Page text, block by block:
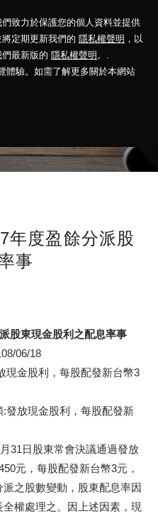
致力於保護您的個人資料並提供
定期更新我們的 隱私權聲明 ，以
最新版的 隱私權聲明 。.
體驗。如需了解更多關於本網站
NEW
年度盈餘分派股
事
股東現金股利之配息率事
06/18
現金股利，每股配發新台幣3
發放現金股利，每股配發新
31日股東常會決議通過發放
元，每股配發新台幣3元，
之股數變動，股東配息率因
權處理之。因上述因素，現